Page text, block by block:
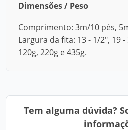
Dimensões / Peso
Comprimento: 3m/10 pés,
Largura da fita: 13 - 1/2", 19 -
120g, 220g e 435g.
Tem alguma dúvida?